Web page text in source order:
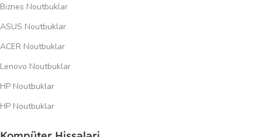
Biznes Noutbuklar
ASUS Noutbuklar
ACER Noutbuklar
Lenovo Noutbuklar
HP Noutbuklar
HP Noutbuklar